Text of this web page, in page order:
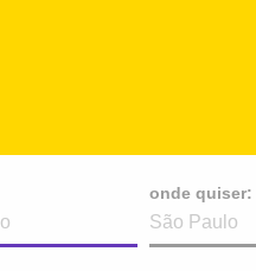
onde quiser: